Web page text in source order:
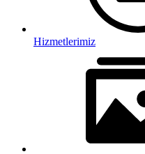
Hizmetlerimiz